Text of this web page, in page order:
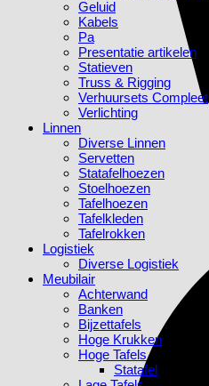
Geluid
Kabels
Pa
Presentatie artikelen
Statieven
Truss & Rigging
Verhuursets Compleet
Verlichting
Linnen
Diverse Linnen
Servetten
Statafelhoezen
Stoelhoezen
Tafelhoezen
Tafelkleden
Tafelrokken
Logistiek
Diverse Logistiek
Meubilair
Achterwand
Banken
Bijzettafels
Hoge Krukken
Hoge Tafels
Statafel